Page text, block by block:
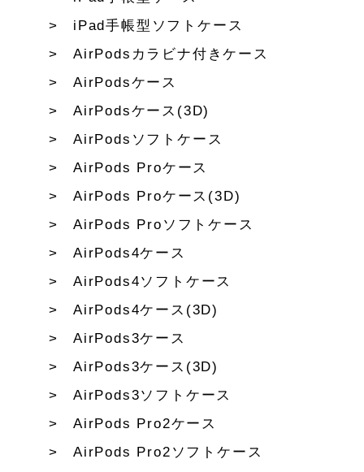
iPad手帳型ソフトケース
AirPodsカラビナ付きケース
AirPodsケース
AirPodsケース(3D)
AirPodsソフトケース
AirPods Proケース
AirPods Proケース(3D)
AirPods Proソフトケース
AirPods4ケース
AirPods4ソフトケース
AirPods4ケース(3D)
AirPods3ケース
AirPods3ケース(3D)
AirPods3ソフトケース
AirPods Pro2ケース
AirPods Pro2ソフトケース